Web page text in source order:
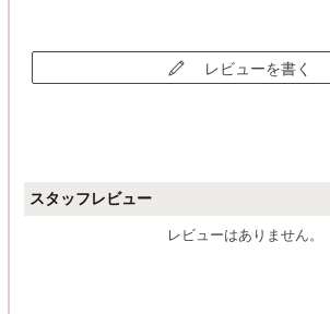
レビューを書く
スタッフレビュー
レビューはありません。